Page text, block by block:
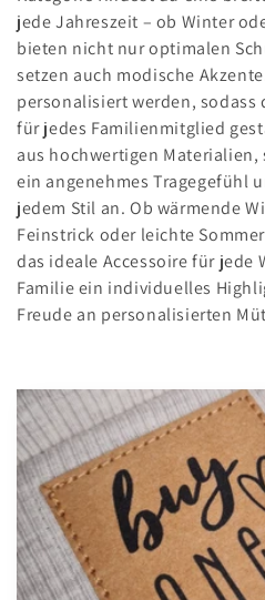
g
o
r
i
e
:
jede Jahreszeit – ob Winter
bieten nicht nur optimalen
setzen auch modische
personalisiert werden, sodass
für jedes Familienmitglied
aus hochwertigen
ein angenehmes Tragegefühl
jedem Stil an. Ob wärmende
Feinstrick oder leichte
das ideale Accessoire für jede
Familie ein individuelles
Freude an personalisierten